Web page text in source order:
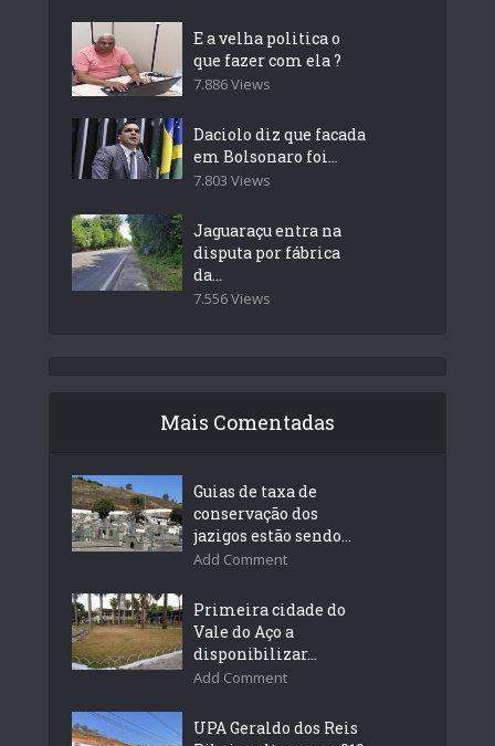
E a velha politica o
que fazer com ela ?
7.886 Views
Daciolo diz que facada
em Bolsonaro foi...
7.803 Views
Jaguaraçu entra na
disputa por fábrica
da...
7.556 Views
Mais Comentadas
Guias de taxa de
conservação dos
jazigos estão sendo...
Add Comment
Primeira cidade do
Vale do Aço a
disponibilizar...
Add Comment
UPA Geraldo dos Reis